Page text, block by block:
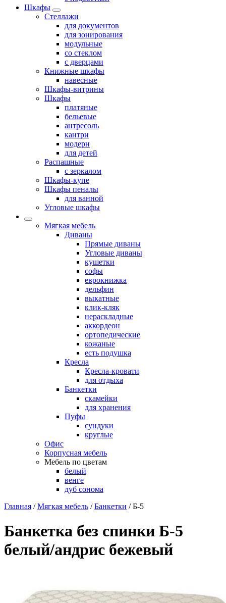
Шкафы
Стеллажи
для документов
для зонирования
модульные
со стеклом
с дверцами
Книжные шкафы
навесные
Шкафы-витрины
Шкафы
платяные
бельевые
антресоль
кантри
модерн
для детей
Распашные
с зеркалом
Шкафы-купе
Шкафы пеналы
для ванной
Угловые шкафы
Мягкая мебель
Диваны
Прямые диваны
Угловые диваны
кушетки
софы
еврокнижка
дельфин
выкатные
клик-кляк
нераскладные
аккордеон
ортопедические
кожаные
есть подушка
Кресла
Кресла-кровати
для отдыха
Банкетки
скамейки
для хранения
Пуфы
сундуки
круглые
Офис
Корпусная мебель
Мебель по цветам
белый
венге
дуб сонома
Главная / Мягкая мебель / Банкетки / Б-5
Банкетка без спинки Б-5
белый/андрис бежевый